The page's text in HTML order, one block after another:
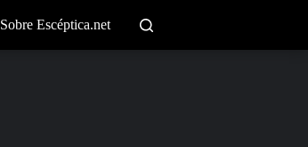
Sobre Escéptica.net